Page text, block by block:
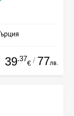
39.37
€ / 77лв.